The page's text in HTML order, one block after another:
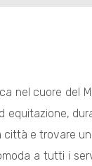
nel cuore del
equitazione,
e trovare
a tutti i